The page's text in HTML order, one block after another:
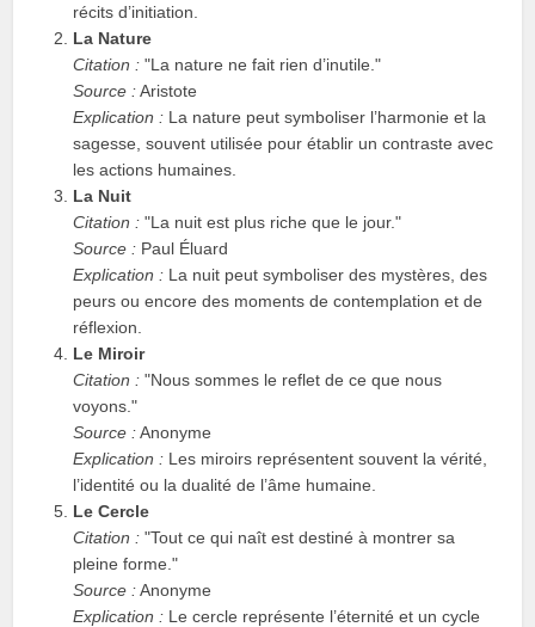
récits d’initiation.
La Nature
Citation : "La nature ne fait rien d’inutile."
Source :Aristote
Explication : La nature peut symboliser l’harmonie et la
sagesse, souvent utilisée pour établir un contraste avec
les actions humaines.
La Nuit
Citation : "La nuit est plus riche que le jour."
Source : Paul Éluard
Explication : La nuit peut symboliser des mystères, des
peurs ou encore des moments de contemplation et de
réflexion.
Le Miroir
Citation : "Nous sommes le reflet de ce que nous
voyons."
Source :Anonyme
Explication : Les miroirs représentent souvent la vérité,
l’identité ou la dualité de l’âme humaine.
Le Cercle
Citation : "Tout ce qui naît est destiné à montrer sa
pleine forme."
Source :Anonyme
Explication : Le cercle représente l’éternité et un cycle